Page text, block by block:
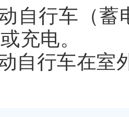
自行车（蓄
充电。
自行车在室